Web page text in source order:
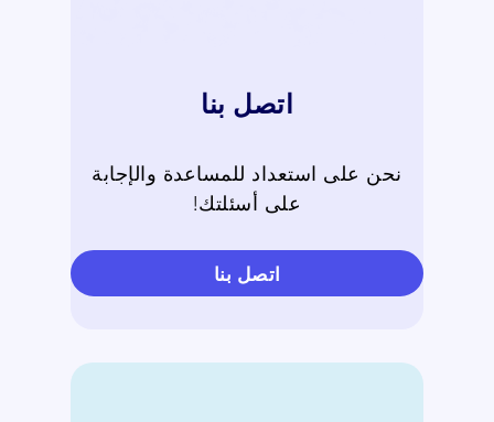
اتصل بنا
نحن على استعداد للمساعدة والإجابة
على أسئلتك!
اتصل بنا